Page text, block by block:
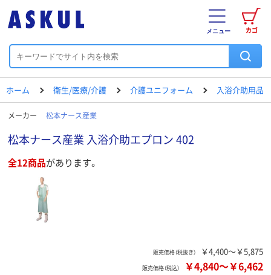
カゴ
メニュー
ホーム 衛生/医療/介護 介護ユニフォーム 入浴介助用品
メーカー 松本ナース産業
松本ナース産業 入浴介助エプロン 402
全12商品があります。
販売価格（税抜き） ￥4,400～￥5,875
販売価格（税込） ￥4,840～￥6,462